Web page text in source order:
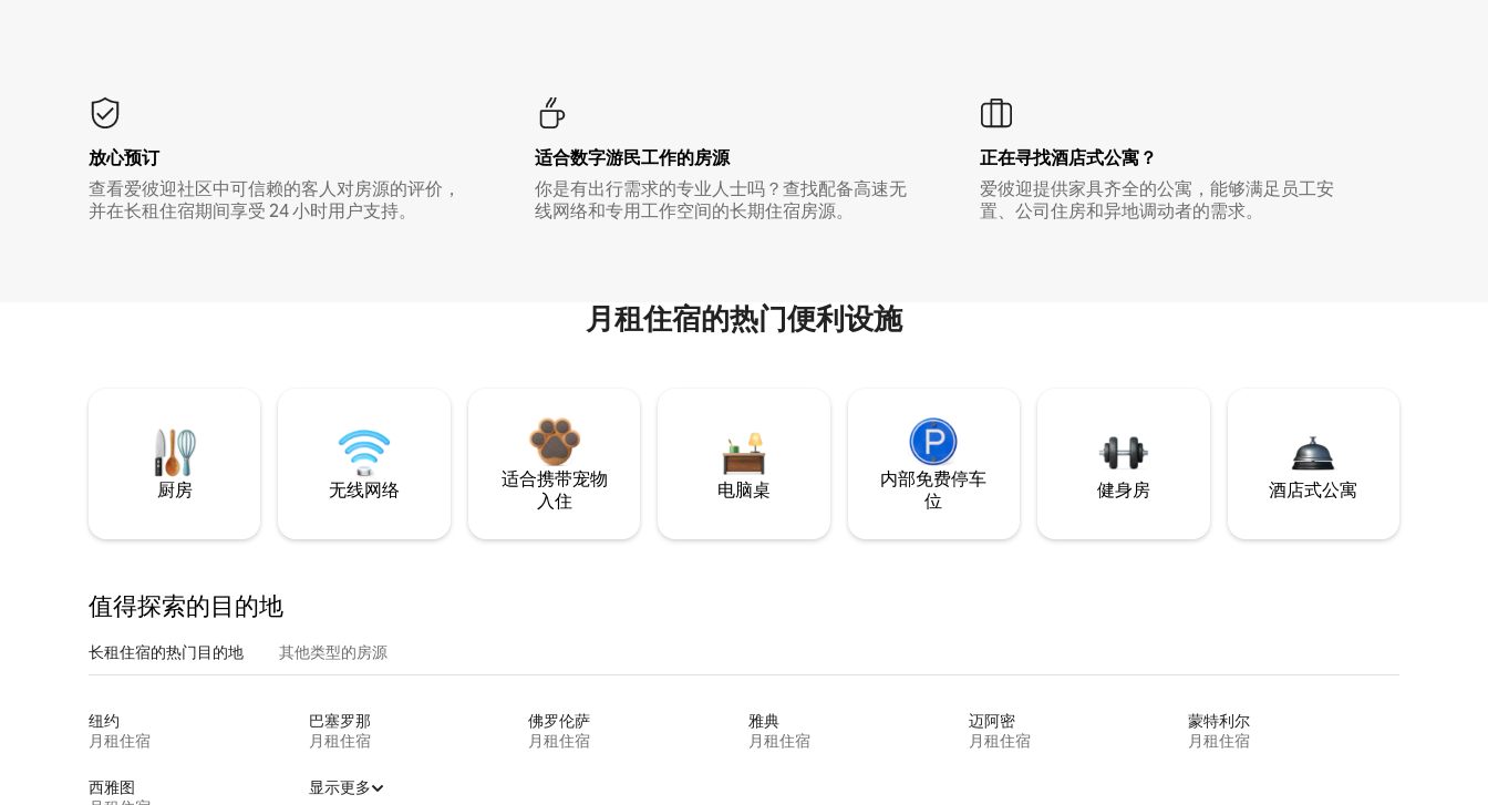
放心预订
查看爱彼迎社区中可信赖的客人对房源的评价，
并在长租住宿期间享受 24 小时用户支持。
适合数字游民工作的房源
你是有出行需求的专业人士吗？查找配备高速无
线网络和专用工作空间的长期住宿房源。
正在寻找酒店式公寓？
爱彼迎提供家具齐全的公寓，能够满足员工安
置、公司住房和异地调动者的需求。
月租住宿的热门便利设施
厨房 无线网络
适合携带宠物
入住
电脑桌
内部免费停车
位
健身房 酒店式公寓
值得探索的目的地
长租住宿的热门目的地 其他类型的房源
纽约
月租住宿
巴塞罗那
月租住宿
佛罗伦萨
月租住宿
雅典
月租住宿
迈阿密
月租住宿
蒙特利尔
月租住宿
西雅图
显示更多